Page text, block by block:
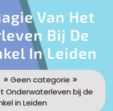
Van Het
Bij De
In Leiden
» Geen categorie »
Onderwaterleven bij de
in Leiden